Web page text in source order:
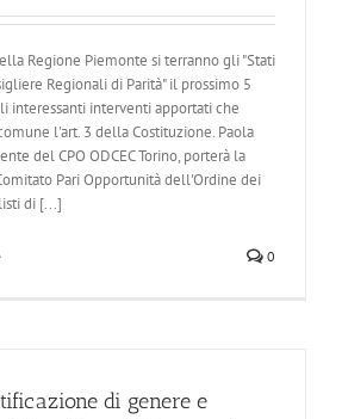
Regione Piemonte si terranno gli "Stati
Regionali di Parità" il prossimo 5
interessanti interventi apportati che
l'art. 3 della Costituzione. Paola
del CPO ODCEC Torino, porterà la
Pari Opportunità dell'Ordine dei
di [...]
0
di genere e